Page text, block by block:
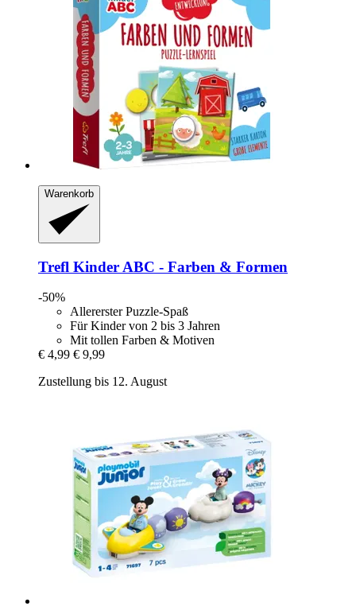
Warenkorb
Trefl Kinder ABC -​ Farben & Formen
-50%
Allererster Puzzle-Spaß
Für Kinder von 2 bis 3 Jahren
Mit tollen Farben & Motiven
€ 4,99 € 9,99
Zustellung bis 12. August